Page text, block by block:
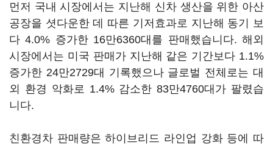
먼저 국내 시장에서는 지난해 신차 생산을 위한 아산
공장을 셧다운한 데 따른 기저효과로 지난해 동기 보
다 4.0% 증가한 16만6360대를 판매했습니다. 해외
시장에서는 미국 판매가 지난해 같은 기간보다 1.1%
증가한 24만2729대 기록했으나 글로벌 전체로는 대
외 환경 악화로 1.4% 감소한 83만4760대가 팔렸습
니다.
친환경차 판매량은 하이브리드 라인업 강화 등에 따